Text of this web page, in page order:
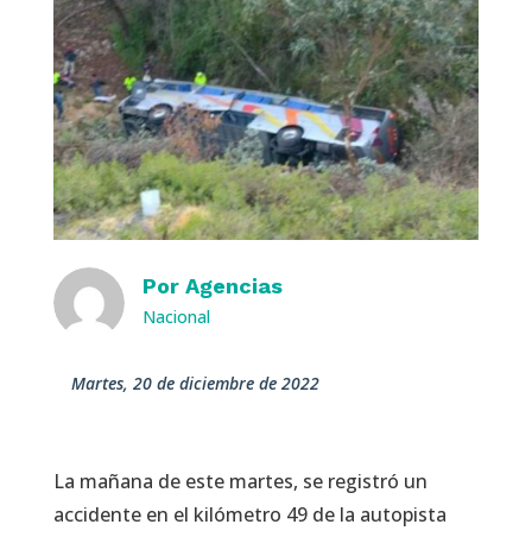
Por Agencias
Nacional
martes, 20 de diciembre de 2022
La mañana de este martes, se registró un
accidente en el kilómetro 49 de la autopista